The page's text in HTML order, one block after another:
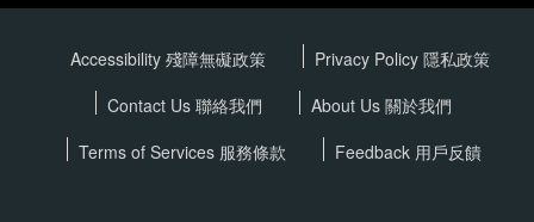
Accessibility 殘障無礙政策 Privacy Policy 隱私政策
Contact Us 聯絡我們
About Us 關於我們
Terms of Services 服務條款 Feedback 用戶反饋